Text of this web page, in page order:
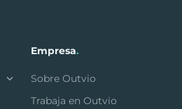
Empresa.
Sobre Outvio
Trabaja en Outvio